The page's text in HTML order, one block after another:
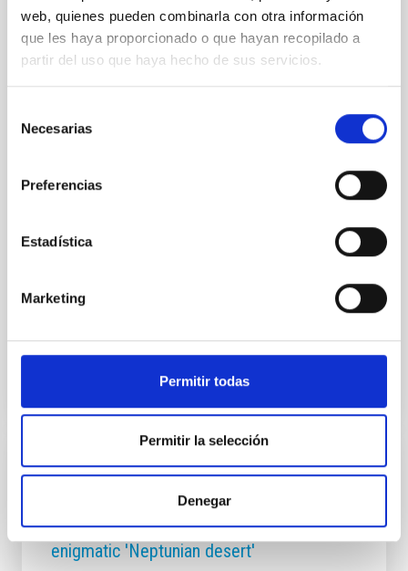
web, quienes pueden combinarla con otra información
que les haya proporcionado o que hayan recopilado a
partir del uso que haya hecho de sus servicios.
Necesarias
Preferencias
Estadística
Marketing
Permitir todas
Permitir la selección
Denegar
programa DiploInnova para proyectar la
ciencia y la innovación canaria mediante la
cooperación
La Palma acoge durante tres días DiploInnova, un
organizado con la colaboración del IAC El presidente
de Canarias, Fernando Clavijo, resaltó, esta mañana
de Canarias en la resolución de los desafíos del
planeta a través de la ciencia en la inauguración del
científica que busca posicionar a las islas en el
ámbito internacional, dedicada en esta ocasión a la
internacional en el ámbito
PRESS RELEASE
The IAC participates in a complex
observation campaign to unravel the
enigmatic 'Neptunian desert'